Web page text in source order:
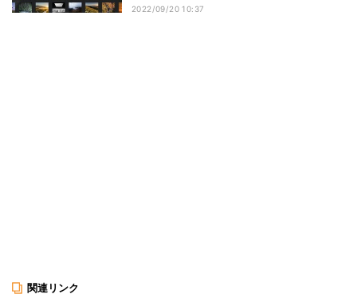
2022/09/20 10:37
関連リンク